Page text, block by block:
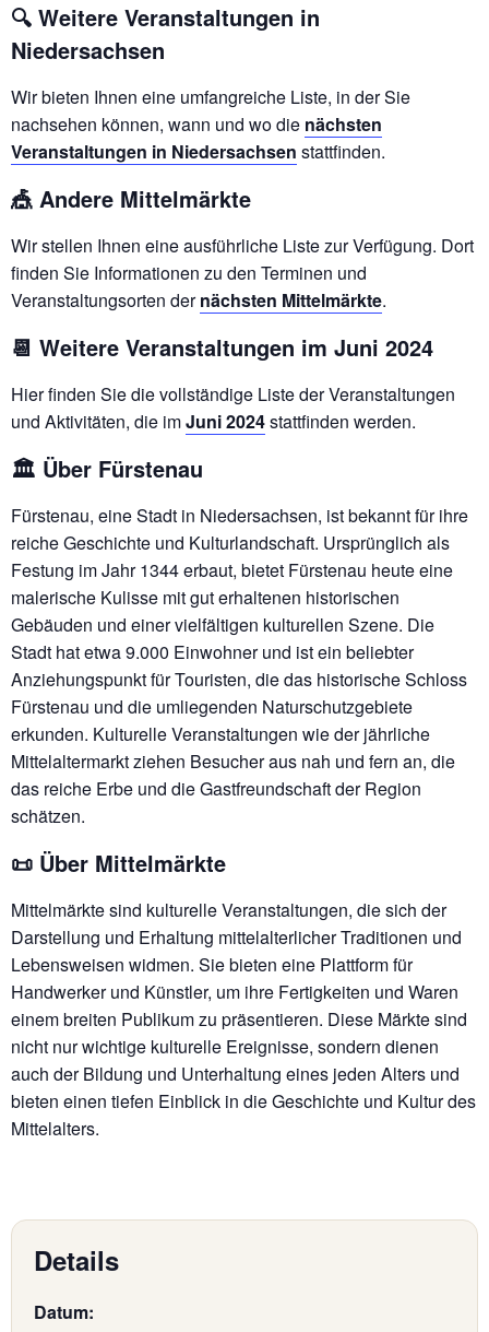
🔍 Weitere Veranstaltungen in
Niedersachsen
Wir bieten Ihnen eine umfangreiche Liste, in der Sie
nachsehen können, wann und wo die nächsten
Veranstaltungen in Niedersachsen stattfinden.
🎪 Andere Mittelmärkte
Wir stellen Ihnen eine ausführliche Liste zur Verfügung. Dort
finden Sie Informationen zu den Terminen und
Veranstaltungsorten dernächsten Mittelmärkte.
📆 Weitere Veranstaltungen im Juni 2024
Hier finden Sie die vollständige Liste der Veranstaltungen
und Aktivitäten, die imJuni 2024stattfinden werden.
🏛️ Über Fürstenau
Fürstenau, eine Stadt in Niedersachsen, ist bekannt für ihre
reiche Geschichte und Kulturlandschaft. Ursprünglich als
Festung im Jahr 1344 erbaut, bietet Fürstenau heute eine
malerische Kulisse mit gut erhaltenen historischen
Gebäuden und einer vielfältigen kulturellen Szene. Die
Stadt hat etwa 9.000 Einwohner und ist ein beliebter
Anziehungspunkt für Touristen, die das historische Schloss
Fürstenau und die umliegenden Naturschutzgebiete
erkunden. Kulturelle Veranstaltungen wie der jährliche
Mittelaltermarkt ziehen Besucher aus nah und fern an, die
das reiche Erbe und die Gastfreundschaft der Region
schätzen.
📜 Über Mittelmärkte
Mittelmärkte sind kulturelle Veranstaltungen, die sich der
Darstellung und Erhaltung mittelalterlicher Traditionen und
Lebensweisen widmen. Sie bieten eine Plattform für
Handwerker und Künstler, um ihre Fertigkeiten und Waren
einem breiten Publikum zu präsentieren. Diese Märkte sind
nicht nur wichtige kulturelle Ereignisse, sondern dienen
auch der Bildung und Unterhaltung eines jeden Alters und
bieten einen tiefen Einblick in die Geschichte und Kultur des
Mittelalters.
Details
Datum: